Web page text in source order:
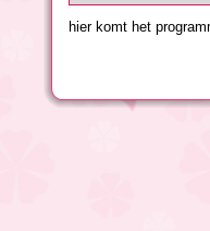
hier komt het